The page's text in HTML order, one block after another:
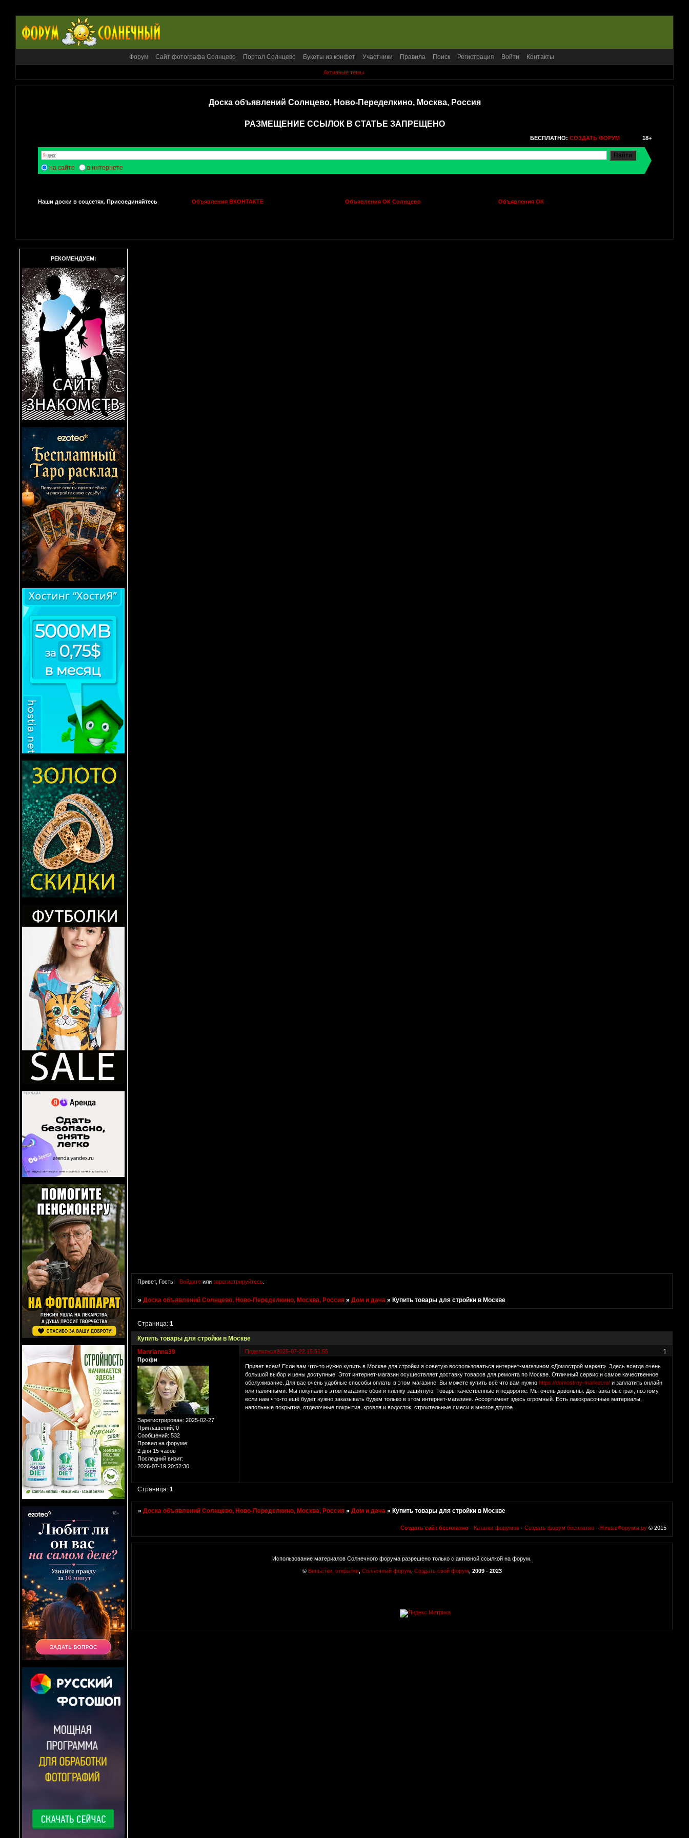
Форум Сайт фотографа Солнцево Портал Солнцево Букеты из конфет Участники Правила Поиск Регистрация Войти Контакты
Активные темы
Доска объявлений Солнцево, Ново-Переделкино, Москва, Россия
РАЗМЕЩЕНИЕ ССЫЛОК В СТАТЬЕ ЗАПРЕЩЕНО
БЕСПЛАТНО: СОЗДАТЬ ФОРУМ 18+
на сайте в интернете
Наши доски в соцсетях. Присоединяйтесь Объявления ВКОНТАКТЕ Объявления ОК Солнцево Объявления ОК
РЕКОМЕНДУЕМ:
Привет, Гость! Войдитеили зарегистрируйтесь.
»Доска объявлений Солнцево, Ново-Переделкино, Москва, Россия »Дом и дача »Купить товары для стройки в Москве
Купить товары для стройки в Москве
Страница:1
Поделиться 1
2025-07-22 15:51:55
Manrianna39
Профи
Зарегистрирован: 2025-02-27
Приглашений: 0
Сообщений: 532
Провел на форуме:
2 дня 15 часов
Последний визит:
2026-07-19 20:52:30
Привет всем! Если вам что-то нужно купить в Москве для стройки я советую воспользоваться интернет-магазином «Домострой маркет». Здесь всегда очень
большой выбор и цены доступные. Этот интернет-магазин осуществляет доставку товаров для ремонта по Москве. Отличный сервис и самое качественное
обслуживание. Для вас очень удобные способы оплаты в этом магазине. Вы можете купить всё что вам нужно https://domostroy-market.ru/ и заплатить онлайн
или наличными. Мы покупали в этом магазине обои и плёнку защитную. Товары качественные и недорогие. Мы очень довольны. Доставка быстрая, поэтому
если нам что-то ещё будет нужно заказывать будем только в этом интернет-магазине. Ассортимент здесь огромный. Есть лакокрасочные материалы,
напольные покрытия, отделочные покрытия, кровля и водосток, строительные смеси и многое другое.
Страница:1
»Доска объявлений Солнцево, Ново-Переделкино, Москва, Россия »Дом и дача »Купить товары для стройки в Москве
Создать сайт бесплатно · Каталог форумов · Создать форум бесплатно · ЖивыеФорумы.ру © 2015
Использование материалов Солнечного форума разрешено только с активной ссылкой на форум.
© Виньетки, открытки, Солнечный форум Создать свой форум 2009 - 2023